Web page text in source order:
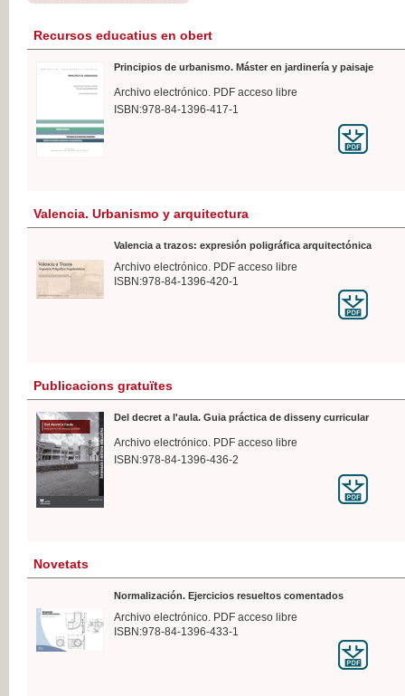
Recursos educatius en obert
Principios de urbanismo. Máster en jardinería y paisaje
Archivo electrónico. PDF acceso libre
ISBN:978-84-1396-417-1
Valencia. Urbanismo y arquitectura
Valencia a trazos: expresión poligráfica arquitectónica
Archivo electrónico. PDF acceso libre
ISBN:978-84-1396-420-1
Publicacions gratuïtes
Del decret a l'aula. Guia práctica de disseny curricular
Archivo electrónico. PDF acceso libre
ISBN:978-84-1396-436-2
Novetats
Normalización. Ejercicios resueltos comentados
Archivo electrónico. PDF acceso libre
ISBN:978-84-1396-433-1